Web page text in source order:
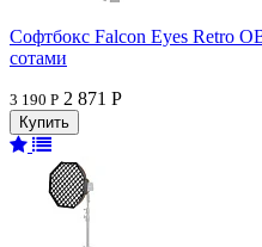
Софтбокс Falcon Eyes Retro
сотами
3 190 Р 2 871 Р